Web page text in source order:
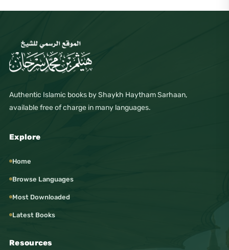
Authentic Islamic books by Shaykh Haytham Sarhaan,
available free of charge in many languages.
Explore
Home
Browse Languages
Most Downloaded
Latest Books
Resources